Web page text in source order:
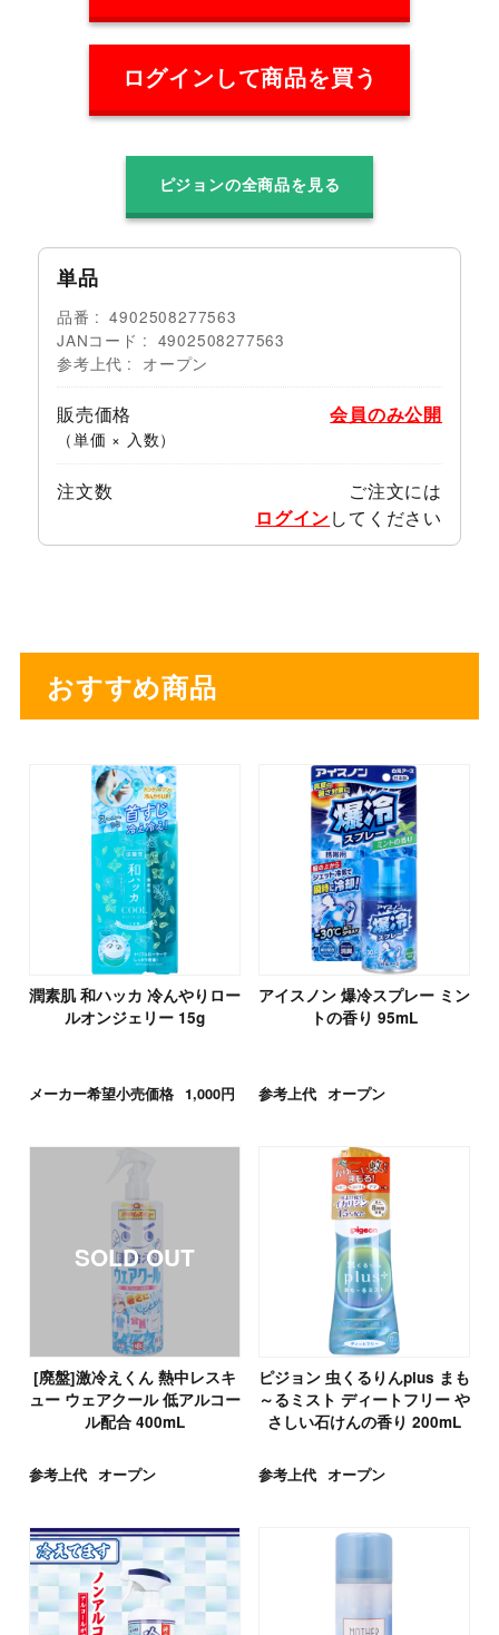
ログインして商品を買う
ピジョンの全商品を見る
単品
品番
4902508277563
JANコード
4902508277563
参考上代
オープン
販売価格
（単価 × 入数）
会員のみ公開
注文数
ご注文には
ログインしてください
おすすめ商品
潤素肌 和ハッカ 冷んやりロー
ルオンジェリー 15g
メーカー希望小売価格 1,000円
アイスノン 爆冷スプレー ミン
トの香り 95mL
参考上代 オープン
[廃盤]激冷えくん 熱中レスキ
ュー ウェアクール 低アルコー
ル配合 400mL
参考上代 オープン
ピジョン 虫くるりんplus まも
～るミスト ディートフリー や
さしい石けんの香り 200mL
参考上代 オープン